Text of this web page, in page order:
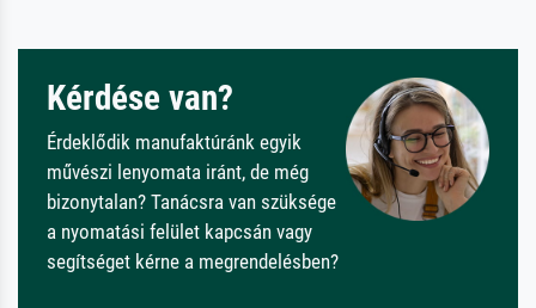
Kérdése van?
Érdeklődik manufaktúránk egyik
művészi lenyomata iránt, de még
bizonytalan? Tanácsra van szüksége
a nyomatási felület kapcsán vagy
segítséget kérne a megrendelésben?